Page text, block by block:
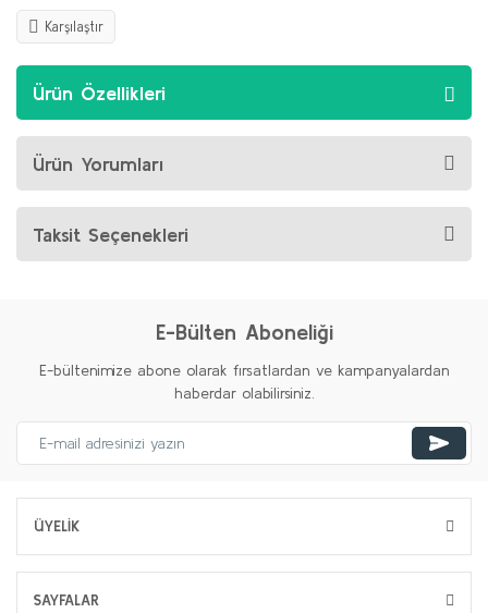
Karşılaştır
Ürün Özellikleri
Ürün Yorumları
Taksit Seçenekleri
E-Bülten Aboneliği
E-bültenimize abone olarak fırsatlardan ve kampanyalardan
haberdar olabilirsiniz.
ÜYELİK
SAYFALAR